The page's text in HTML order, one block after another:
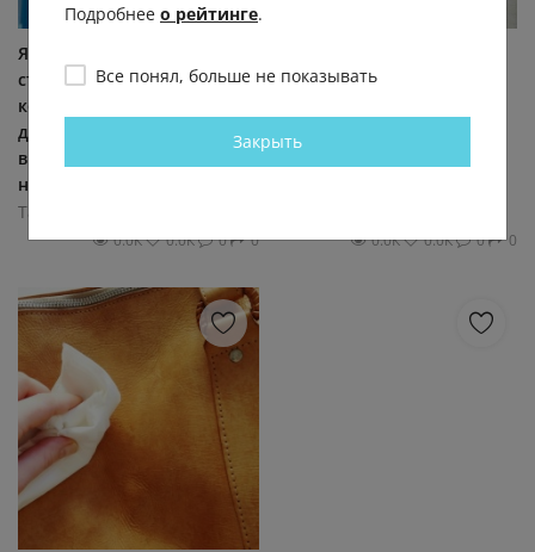
Я не раз упоминала в своих
статьях тех женщин,
которые при небольшом
доходе умудряются
выглядеть великолепно и
носить...
Тайны умной женщины
0.0К 0.0К 0 0
несовременный типаж?
0.0К 0.0К 0 0
Подробнее о рейтинге.
Все понял, больше не показывать
Закрыть